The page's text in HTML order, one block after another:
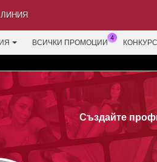
ЛИНИЯ
ВСИЧКИ ПРОМОЦИИ
Създайте